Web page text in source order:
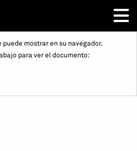
puede mostrar en su navegador.
para ver el documento: